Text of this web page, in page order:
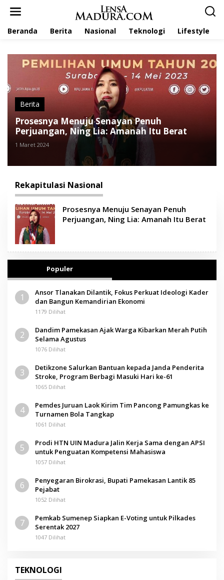
Beranda Berita Nasional Teknologi Lifestyle
Berita
Prosesnya Menuju Senayan Penuh
Perjuangan, Ning Lia: Amanah Itu Berat
1 Maret 2024
Rekapitulasi Nasional
Prosesnya Menuju Senayan Penuh
Perjuangan, Ning Lia: Amanah Itu Berat
Populer
1
Ansor Tlanakan Dilantik, Fokus Perkuat Ideologi Kader
dan Bangun Kemandirian Ekonomi
1179 Dilihat
2
Dandim Pamekasan Ajak Warga Kibarkan Merah Putih
Selama Agustus
1076 Dilihat
3
Detikzone Salurkan Bantuan kepada Janda Penderita
Stroke, Program Berbagi Masuki Hari ke-61
1065 Dilihat
4
Pemdes Juruan Laok Kirim Tim Pancong Pamungkas ke
Turnamen Bola Tangkap
1061 Dilihat
5
Prodi HTN UIN Madura Jalin Kerja Sama dengan APSI
untuk Penguatan Kompetensi Mahasiswa
1057 Dilihat
6
Penyegaran Birokrasi, Bupati Pamekasan Lantik 85
Pejabat
1052 Dilihat
7
Pemkab Sumenep Siapkan E-Voting untuk Pilkades
Serentak 2027
1047 Dilihat
TEKNOLOGI